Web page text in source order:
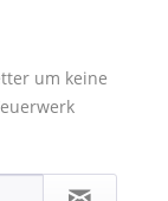
um keine